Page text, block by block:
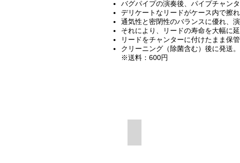
バグパイプの演奏後、パイプチャン
デリケートなリードがケース内で擦
通気性と密閉性のバランスに優れ、
それにより、リードの寿命を大幅に
リードをチャンターに付けたまま保
クリーニング（除菌含む）後に発送。
※送料：600円